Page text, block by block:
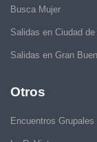
Busca Mujer
Salidas en Ciudad
Salidas en Gran
Otros
Encuentros Grupales